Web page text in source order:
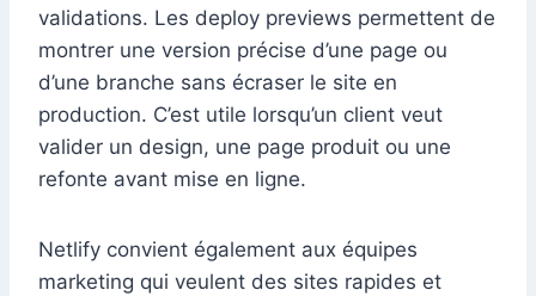
validations. Les deploy previews permettent de
montrer une version précise d’une page ou
d’une branche sans écraser le site en
production. C’est utile lorsqu’un client veut
valider un design, une page produit ou une
refonte avant mise en ligne.
Netlify convient également aux équipes
marketing qui veulent des sites rapides et